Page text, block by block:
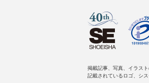
掲載記事、写真、イラスト
記載されているロゴ、シ